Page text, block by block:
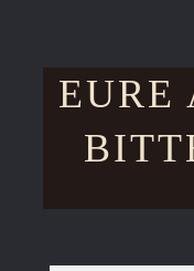
EURE